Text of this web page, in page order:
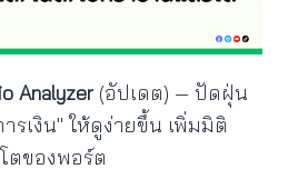
Analyzer (อัปเดต) — ปัดฝุ่น
รเงิน" ให้ดูง่ายขึ้น เพิ่มมิติ
ตของพอร์ต